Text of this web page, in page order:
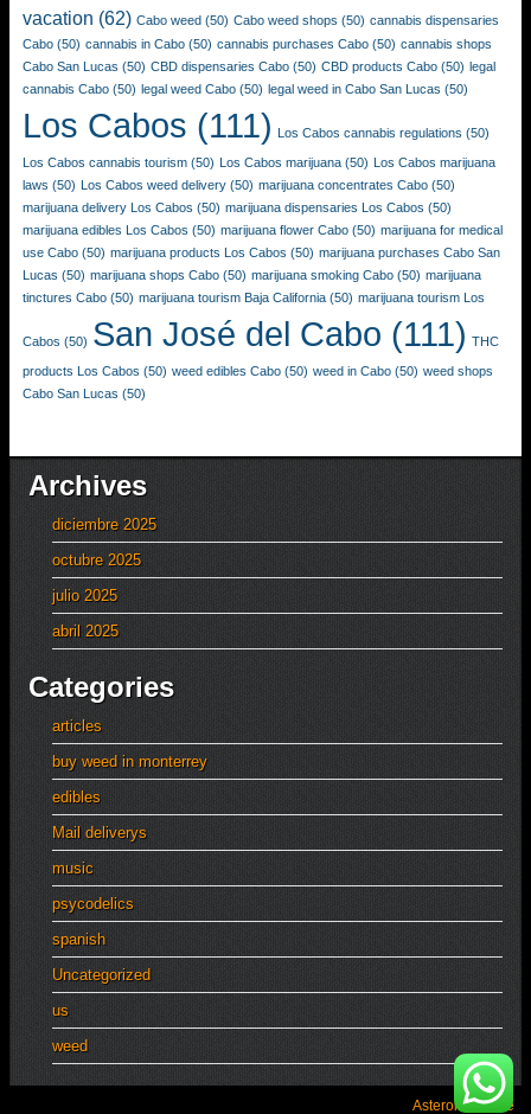
vacation (62) Cabo weed (50) Cabo weed shops (50) cannabis dispensaries
Cabo (50) cannabis in Cabo (50) cannabis purchases Cabo (50) cannabis shops
Cabo San Lucas (50) CBD dispensaries Cabo (50) CBD products Cabo (50) legal
cannabis Cabo (50) legal weed Cabo (50) legal weed in Cabo San Lucas (50)
Los Cabos (111) Los Cabos cannabis regulations (50)
Los Cabos cannabis tourism (50) Los Cabos marijuana (50) Los Cabos marijuana
laws (50) Los Cabos weed delivery (50) marijuana concentrates Cabo (50)
marijuana delivery Los Cabos (50) marijuana dispensaries Los Cabos (50)
marijuana edibles Los Cabos (50) marijuana flower Cabo (50) marijuana for medical
use Cabo (50) marijuana products Los Cabos (50) marijuana purchases Cabo San
Lucas (50) marijuana shops Cabo (50) marijuana smoking Cabo (50) marijuana
tinctures Cabo (50) marijuana tourism Baja California (50) marijuana tourism Los
Cabos (50) San José del Cabo (111) THC
products Los Cabos (50) weed edibles Cabo (50) weed in Cabo (50) weed shops
Cabo San Lucas (50)
Archives
diciembre 2025
octubre 2025
julio 2025
abril 2025
Categories
articles
buy weed in monterrey
edibles
Mail deliverys
music
psycodelics
spanish
Uncategorized
us
weed
Asteroid Theme